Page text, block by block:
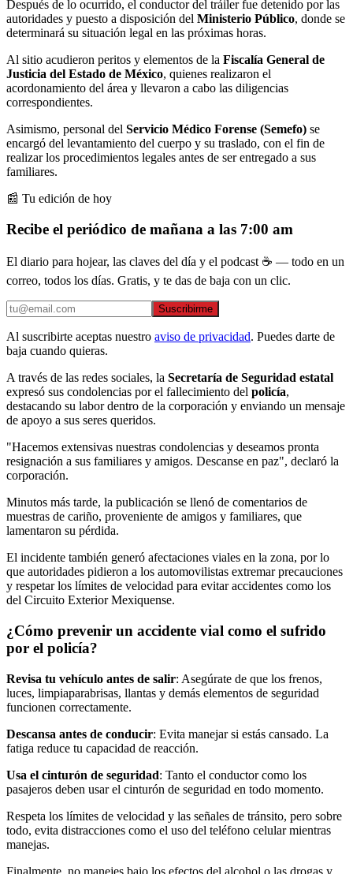
Después de lo ocurrido, el conductor del tráiler fue detenido por las
autoridades y puesto a disposición del Ministerio Público, donde se
determinará su situación legal en las próximas horas.
Al sitio acudieron peritos y elementos de la Fiscalía General de
Justicia del Estado de México, quienes realizaron el
acordonamiento del área y llevaron a cabo las diligencias
correspondientes.
Asimismo, personal del Servicio Médico Forense (Semefo) se
encargó del levantamiento del cuerpo y su traslado, con el fin de
realizar los procedimientos legales antes de ser entregado a sus
familiares.
📰 Tu edición de hoy
Recibe el periódico de mañana a las 7:00 am
El diario para hojear, las claves del día y el podcast ☕ — todo en un
correo, todos los días. Gratis, y te das de baja con un clic.
Suscribirme
Al suscribirte aceptas nuestro aviso de privacidad. Puedes darte de
baja cuando quieras.
A través de las redes sociales, la Secretaría de Seguridad estatal
expresó sus condolencias por el fallecimiento del policía,
destacando su labor dentro de la corporación y enviando un mensaje
de apoyo a sus seres queridos.
"Hacemos extensivas nuestras condolencias y deseamos pronta
resignación a sus familiares y amigos. Descanse en paz", declaró la
corporación.
Minutos más tarde, la publicación se llenó de comentarios de
muestras de cariño, proveniente de amigos y familiares, que
lamentaron su pérdida.
El incidente también generó afectaciones viales en la zona, por lo
que autoridades pidieron a los automovilistas extremar precauciones
y respetar los límites de velocidad para evitar accidentes como los
del Circuito Exterior Mexiquense.
¿Cómo prevenir un accidente vial como el sufrido
por el policía?
Revisa tu vehículo antes de salir: Asegúrate de que los frenos,
luces, limpiaparabrisas, llantas y demás elementos de seguridad
funcionen correctamente.
Descansa antes de conducir: Evita manejar si estás cansado. La
fatiga reduce tu capacidad de reacción.
Usa el cinturón de seguridad: Tanto el conductor como los
pasajeros deben usar el cinturón de seguridad en todo momento.
Respeta los límites de velocidad y las señales de tránsito, pero sobre
todo, evita distracciones como el uso del teléfono celular mientras
manejas.
Finalmente, no manejes bajo los efectos del alcohol o las drogas y